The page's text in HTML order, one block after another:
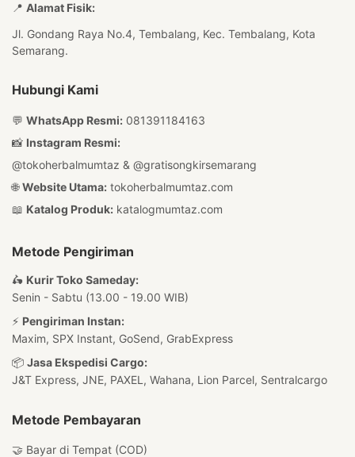
📍 Alamat Fisik:
Jl. Gondang Raya No.4, Tembalang, Kec. Tembalang, Kota
Semarang.
Hubungi Kami
💬 WhatsApp Resmi: 081391184163
📸 Instagram Resmi:
@tokoherbalmumtaz & @gratisongkirsemarang
🌐Website Utama: tokoherbalmumtaz.com
📖 Katalog Produk: katalogmumtaz.com
Metode Pengiriman
🛵 Kurir Toko Sameday:
Senin - Sabtu (13.00 - 19.00 WIB)
⚡ Pengiriman Instan:
Maxim, SPX Instant, GoSend, GrabExpress
📦 Jasa Ekspedisi Cargo:
J&T Express, JNE, PAXEL, Wahana, Lion Parcel, Sentralcargo
Metode Pembayaran
🤝 Bayar di Tempat (COD)